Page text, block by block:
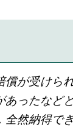
が受けら
ったなど
然納得で